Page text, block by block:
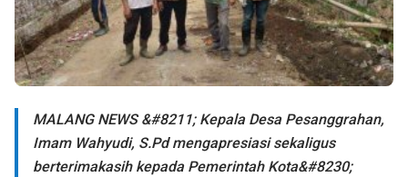
MALANG NEWS &#8211; Kepala Desa Pesanggrahan,
Imam Wahyudi, S.Pd mengapresiasi sekaligus
berterimakasih kepada Pemerintah Kota&#8230;